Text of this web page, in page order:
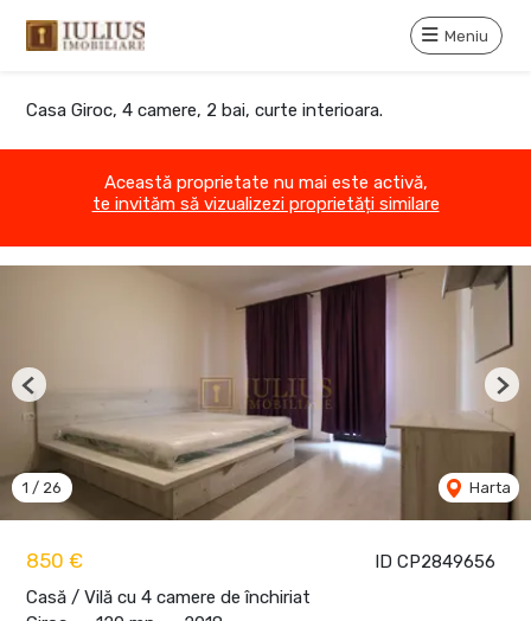
Meniu
Casa Giroc, 4 camere, 2 bai, curte interioara.
Această proprietate nu mai este activă,
te invităm să vizualizezi proprietăți similare
ID CP2849656
850 €
Casă / Vilă cu 4 camere de închiriat
1 / 26 Harta
Previous